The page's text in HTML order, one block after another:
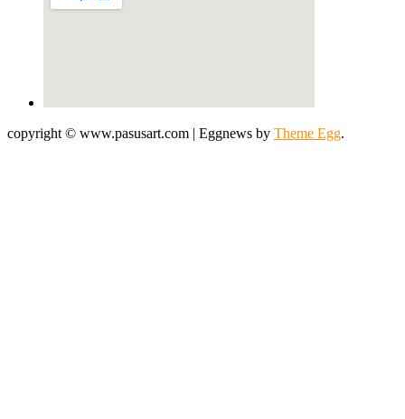
copyright © www.pasusart.com | Eggnews by Theme Egg.